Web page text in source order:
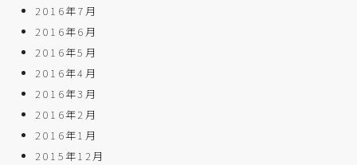
2016年7月
2016年6月
2016年5月
2016年4月
2016年3月
2016年2月
2016年1月
2015年12月